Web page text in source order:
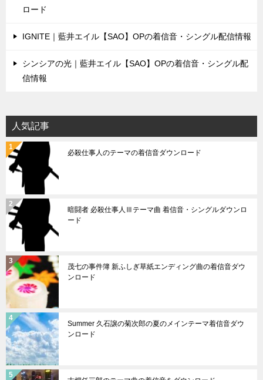
ロード
IGNITE｜藍井エイル【SAO】OPの着信音・シングル配信情報
シンシアの光｜藍井エイル【SAO】OPの着信音・シングル配
信情報
人気記事
必殺仕事人のテーマの着信音ダウンロード
暗闘者 必殺仕事人Ⅲテーマ曲 着信音・シングルダウンロ
ード
茂七の事件簿 新ふしぎ草紙エンディング曲の着信音ダウ
ンロード
Summer 久石譲の菊次郎の夏のメインテーマ着信音ダウ
ンロード